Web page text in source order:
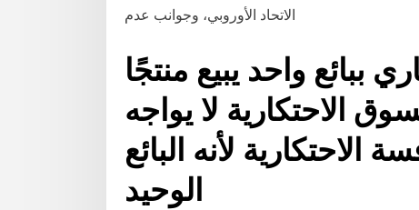
الاتحاد الأوروبي، وجوانب عدم
ببائع واحد يبيع منتجًا
الاحتكارية لا يواجه
الاحتكارية لأنه البائع
الوحيد